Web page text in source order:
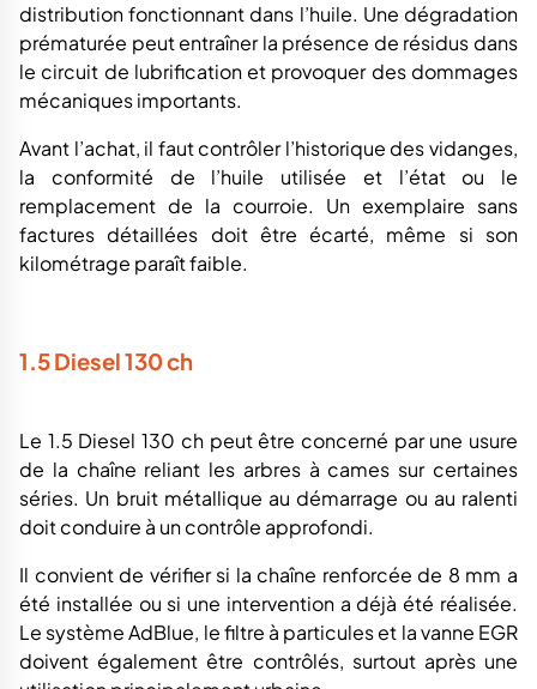
distribution fonctionnant dans l’huile. Une dégradation
prématurée peut entraîner la présence de résidus dans
le circuit de lubrification et provoquer des dommages
mécaniques importants.
Avant l’achat, il faut contrôler l’historique des vidanges,
la conformité de l’huile utilisée et l’état ou le
remplacement de la courroie. Un exemplaire sans
factures détaillées doit être écarté, même si son
kilométrage paraît faible.
1.5 Diesel 130 ch
Le 1.5 Diesel 130 ch peut être concerné par une usure
de la chaîne reliant les arbres à cames sur certaines
séries. Un bruit métallique au démarrage ou au ralenti
doit conduire à un contrôle approfondi.
Il convient de vérifier si la chaîne renforcée de 8 mm a
été installée ou si une intervention a déjà été réalisée.
Le système AdBlue, le filtre à particules et la vanne EGR
doivent également être contrôlés, surtout après une